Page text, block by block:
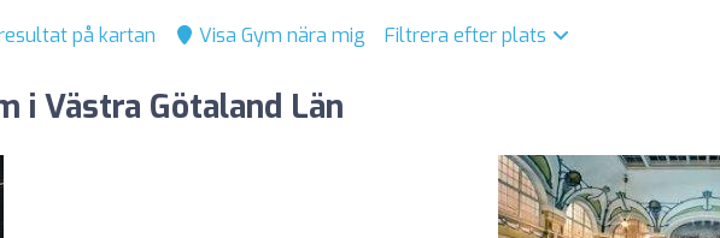
på kartan Visa Gym nära mig Filtrera efter plats
i Västra Götaland Län